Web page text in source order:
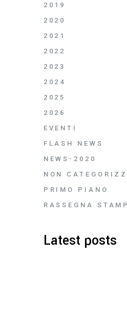
2019
2020
2021
2022
2023
2024
2025
2026
EVENTI
FLASH NEWS
NEWS-2020
NON
PRIMO PIANO
RASSEGNA
Latest posts